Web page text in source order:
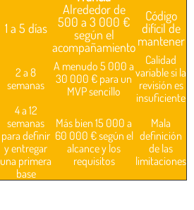
1 a 5 días
Alrededor de
500 a 3 000 €
según el
acompañamiento
Código
difícil de
mantener
2 a 8
semanas
A menudo 5 000 a
30 000 € para un
MVP sencillo
Calidad
variable si la
revisión es
insuficiente
4 a 12
semanas
para definir
y entregar
una primera
base
Más bien 15 000 a
60 000 € según el
alcance y los
requisitos
Mala
definición
de las
limitaciones